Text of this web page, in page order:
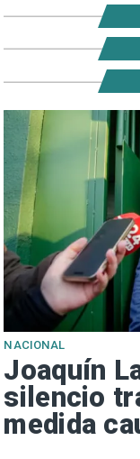
NACIONAL
Joaquín
silencio
medida